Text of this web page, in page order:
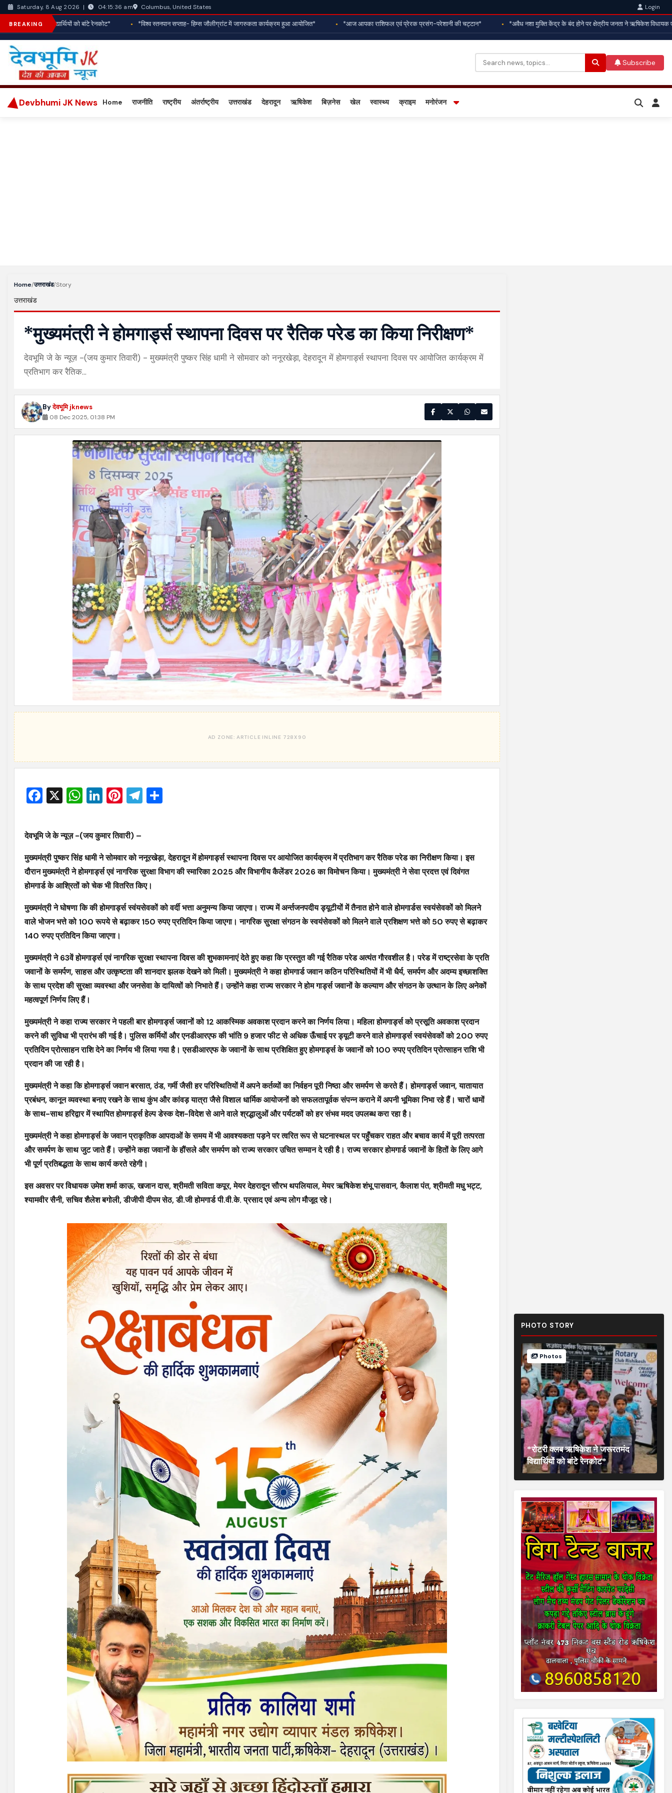
Saturday, 8 Aug 2026 | 04:15:39 am Columbus, United States Login
BREAKING
ने जरूरतमंद विद्यार्थियों को बांटे रेनकोट* *विश्व स्तनपान सप्ताह- हिम्स जौलीग्रांट में जागरुकता कार्यक्रम हुआ आयोजित* *आज आपका राशिफल एवं प्रेरक प्रसंग-परेशानी की चट्टान* *अवैध नशा मुक्ति केंद्र के बंद होने पर क्षेत्रीय जनता ने ऋषिकेश विधायक एवं
Search
Subscribe
Devbhumi JK News Home राजनीति राष्ट्रीय अंतर्राष्ट्रीय उत्तराखंड देहरादून ऋषिकेश बिज़नेस खेल स्वास्थ्य क्राइम मनोरंजन
Home/उत्तराखंड/Story
उत्तराखंड
*मुख्यमंत्री ने होमगार्ड्स स्थापना दिवस पर रैतिक परेड का किया निरीक्षण*
देवभूमि जे के न्यूज़ -(जय कुमार तिवारी) - मुख्यमंत्री पुष्कर सिंह धामी ने सोमवार को ननूरखेड़ा, देहरादून में होमगार्ड्स स्थापना दिवस पर आयोजित कार्यक्रम में
प्रतिभाग कर रैतिक…
Byदेवभूमि jknews
08 Dec 2025, 01:38 PM
Facebook
X WhatsApp
LinkedIn
Pinterest
Telegram
देवभूमि जे के न्यूज़ -(जय कुमार तिवारी) –
मुख्यमंत्री पुष्कर सिंह धामी ने सोमवार को ननूरखेड़ा, देहरादून में होमगार्ड्स स्थापना दिवस पर आयोजित कार्यक्रम में प्रतिभाग कर रैतिक परेड का निरीक्षण किया। इस
दौरान मुख्यमंत्री ने होमगार्ड्स एवं नागरिक सुरक्षा विभाग की स्मारिका 2025 और विभागीय कैलेंडर 2026 का विमोचन किया। मुख्यमंत्री ने सेवा प्रदत्त एवं दिवंगत
होमगार्ड के आश्रितों को चेक भी वितरित किए।
मुख्यमंत्री ने घोषणा कि की होमगार्ड्स स्वंयसेवकों को वर्दी भत्ता अनुमन्य किया जाएगा। राज्य में अर्न्तजनपदीय ड्यूटीयों में तैनात होने वाले होमगार्डस स्वयंसेवकों को मिलने
वाले भोजन भत्ते को 100 रूपये से बढ़ाकर 150 रुपए प्रतिदिन किया जाएगा। नागरिक सुरक्षा संगठन के स्वयंसेवकों को मिलने वाले प्रशिक्षण भत्ते को 50 रुपए से बढ़ाकर
140 रुपए प्रतिदिन किया जाएगा।
मुख्यमंत्री ने 63वें होमगार्ड्स एवं नागरिक सुरक्षा स्थापना दिवस की शुभकामनाएं देते हुए कहा कि प्रस्तुत की गई रैतिक परेड अत्यंत गौरवशील है। परेड में राष्ट्रसेवा के प्रति
जवानों के समर्पण, साहस और उत्कृष्टता की शानदार झलक देखने को मिली। मुख्यमंत्री ने कहा होमगार्ड जवान कठिन परिस्थितियों में भी धैर्य, समर्पण और अदम्य इच्छाशक्ति
के साथ प्रदेश की सुरक्षा व्यवस्था और जनसेवा के दायित्वों को निभाते हैं। उन्होंने कहा राज्य सरकार ने होम गार्ड्स जवानों के कल्याण और संगठन के उत्थान के लिए अनेकों
महत्वपूर्ण निर्णय लिए हैं।
मुख्यमंत्री ने कहा राज्य सरकार ने पहली बार होमगार्ड्स जवानों को 12 आकस्मिक अवकाश प्रदान करने का निर्णय लिया। महिला होमगार्ड्स को प्रसूति अवकाश प्रदान
करने की सुविधा भी प्रारंभ की गई है। पुलिस कर्मियों और एनडीआरएफ की भांति 9 हजार फीट से अधिक ऊँचाई पर ड्यूटी करने वाले होमगार्ड्स स्वयंसेवकों को 200 रुपए
प्रतिदिन प्रोत्साहन राशि देने का निर्णय भी लिया गया है। एसडीआरएफ के जवानों के साथ प्रशिक्षित हुए होमगार्ड्स के जवानों को 100 रुपए प्रतिदिन प्रोत्साहन राशि भी
प्रदान की जा रही है।
मुख्यमंत्री ने कहा कि होमगार्ड्स जवान बरसात, ठंड, गर्मी जैसी हर परिस्थितियों में अपने कर्तव्यों का निर्वहन पूरी निष्ठा और समर्पण से करते हैं। होमगार्ड्स जवान, यातायात
प्रबंधन, कानून व्यवस्था बनाए रखने के साथ कुंभ और कांवड़ यात्रा जैसे विशाल धार्मिक आयोजनों को सफलतापूर्वक संपन्न कराने में अपनी भूमिका निभा रहे हैं। चारों धामों
के साथ-साथ हरिद्वार में स्थापित होमगार्ड्स हेल्प डेस्क देश-विदेश से आने वाले श्रद्धालुओं और पर्यटकों को हर संभव मदद उपलब्ध करा रहा है।
मुख्यमंत्री ने कहा होमगार्ड्स के जवान प्राकृतिक आपदाओं के समय में भी आवश्यकता पड़ने पर त्वरित रूप से घटनास्थल पर पहुँचकर राहत और बचाव कार्य में पूरी तत्परता
और समर्पण के साथ जुट जाते हैं। उन्होंने कहा जवानों के हौंसले और समर्पण को राज्य सरकार उचित सम्मान दे रही है। राज्य सरकार होमगार्ड जवानों के हितों के लिए आगे
भी पूर्ण प्रतिबद्धता के साथ कार्य करते रहेगी।
इस अवसर पर विधायक उमेश शर्मा काऊ, खजान दास, श्रीमती सविता कपूर, मेयर देहरादून सौरभ थपलियाल, मेयर ऋषिकेश शंभू पासवान, कैलाश पंत, श्रीमती मधु भट्ट,
श्यामवीर सैनी, सचिव शैलेश बगोली, डीजीपी दीपम सेठ, डी.जी होमगार्ड पी.वी.के. प्रसाद एवं अन्य लोग मौजूद रहे।
PHOTO STORY
Photos
*रोटरी क्लब ऋषिकेश ने जरूरतमंद
विद्यार्थियों को बांटे रेनकोट*